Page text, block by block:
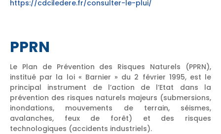
https://cdciledere.fr/consulter-le-plui/
PPRN
Le Plan de Prévention des Risques Naturels (PPRN),
institué par la loi « Barnier » du 2 février 1995, est le
principal instrument de l’action de l’Etat dans la
prévention des risques naturels majeurs (submersions,
inondations, mouvements de terrain, séismes,
avalanches, feux de forêt) et des risques
technologiques (accidents industriels).